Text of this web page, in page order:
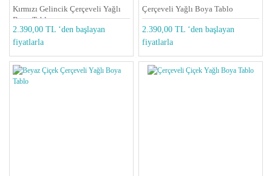
Kırmızı Gelincik Çerçeveli Yağlı
Boya Tablo
2.390,00 TL ‘den başlayan
fiyatlarla
Çerçeveli Yağlı Boya Tablo
2.390,00 TL ‘den başlayan
fiyatlarla